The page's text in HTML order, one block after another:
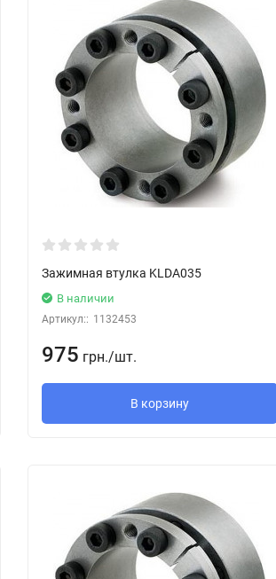
Зажимная втулка KLDA035
В наличии
Артикул:: 1132453
975 грн./шт.
В корзину